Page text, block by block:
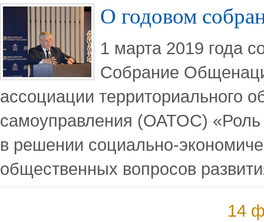
О годовом
1 марта 2019 года
Собрание
ассоциации территориального
самоуправления (ОАТОС)
в решении социально-
общественных вопросов
14